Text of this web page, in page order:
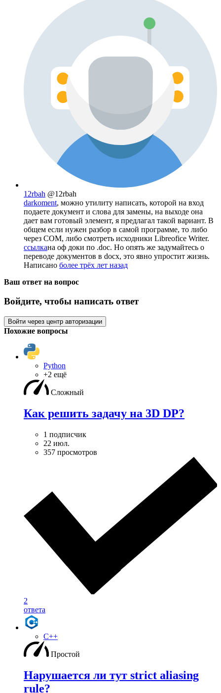
12rbah @12rbah
darkoment, можно утилиту написать, которой на вход
подаете документ и слова для замены, на выходе она
дает вам готовый элемент, я предлагал такой вариант. В
общем если нужен разбор в самой программе, то либо
через COM, либо смотреть исходники Libreofice Writer.
ссылкана оф доки по .doc. Но опять же задумайтесь о
переводе документов в docx, это явно упростит жизнь.
Написано более трёх лет назад
Ваш ответ на вопрос
Войдите, чтобы написать ответ
Войти через центр авторизации
Похожие вопросы
Python
+2 ещё
Сложный
Как решить задачу на 3D DP?
1 подписчик
22 июл.
357 просмотров
2
ответа
C++
Простой
Нарушается ли тут strict aliasing
rule?